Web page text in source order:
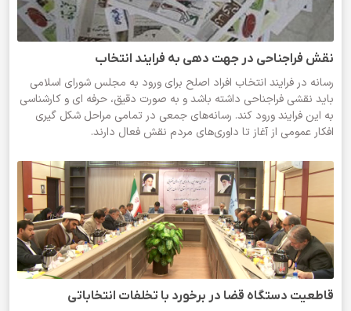
نقش فراجناحی در جهت دهی به فرایند انتخاب
رسانه در فرایند انتخاب افراد اصلح برای ورود به مجلس شورای اسلامی
باید نقشی فراجناحی داشته باشد و به صورت دقیق، حرفه ای و کارشناسی
به این فرایند ورود کند. رسانه‌های جمعی در تمامی مراحل شکل گیری
افکار عمومی از آغاز تا داوری‌های مردم نقش فعال دارند.
قاطعیت دستگاه قضا در برخورد با تخلفات انتخاباتی